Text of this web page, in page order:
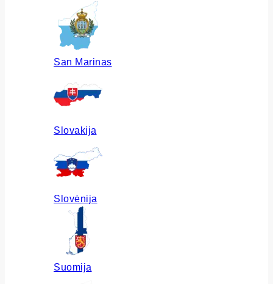
San Marinas
Slovakija
Slovėnija
Suomija